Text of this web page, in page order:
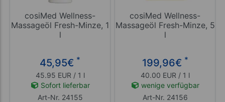
cosiMed Wellness-
Massageöl Fresh-Minze, 1
l
45,95€ *
45.95 EUR / 1 l
Sofort lieferbar
Art-Nr. 24155
cosiMed Wellness-
Massageöl Fresh-Minze, 5
l
199,96€ *
40.00 EUR / 1 l
wenige verfügbar
Art-Nr. 24156